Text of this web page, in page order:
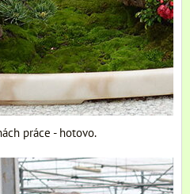
práce - hotovo.